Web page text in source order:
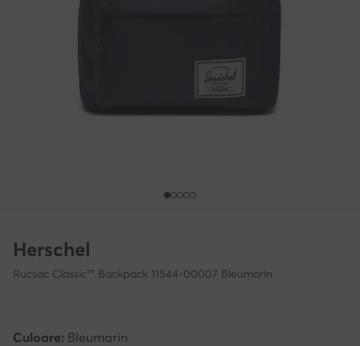
Herschel
Rucsac Classic™ Backpack 11544-00007 Bleumarin
Culoare: Bleumarin